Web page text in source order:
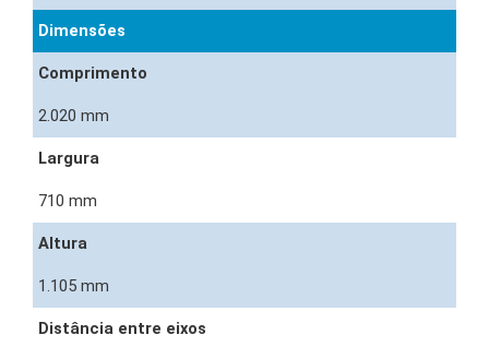
Dimensões
Comprimento
2.020 mm
Largura
710 mm
Altura
1.105 mm
Distância entre eixos